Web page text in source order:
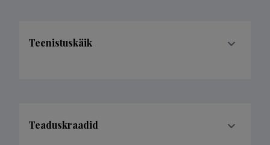
Teenistuskäik
Teaduskraadid